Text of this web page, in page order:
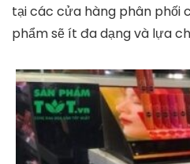
tại các cửa hàng phân phối
phẩm sẽ ít đa dạng và lựa